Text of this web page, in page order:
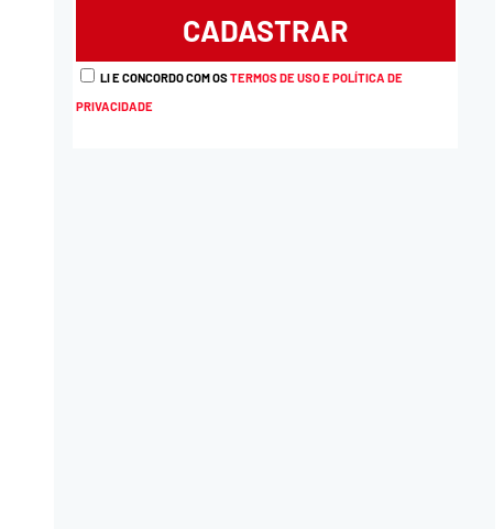
LI E CONCORDO COM OSTERMOS DE USO E POLÍTICA DE
PRIVACIDADE